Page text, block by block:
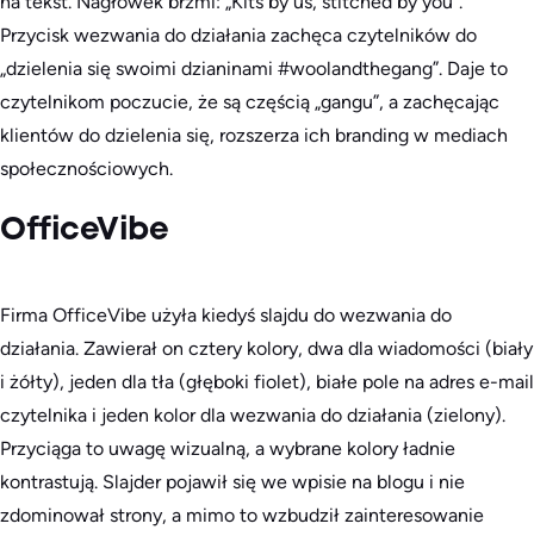
Przycisk wezwania do działania zachęca czytelników do
„dzielenia się swoimi dzianinami #woolandthegang”. Daje to
czytelnikom poczucie, że są częścią „gangu”, a zachęcając
klientów do dzielenia się, rozszerza ich branding w mediach
społecznościowych.
OfficeVibe
Firma OfficeVibe użyła kiedyś slajdu do wezwania do
działania. Zawierał on cztery kolory, dwa dla wiadomości (biały
i żółty), jeden dla tła (głęboki fiolet), białe pole na adres e-mail
czytelnika i jeden kolor dla wezwania do działania (zielony).
Przyciąga to uwagę wizualną, a wybrane kolory ładnie
kontrastują. Slajder pojawił się we wpisie na blogu i nie
zdominował strony, a mimo to wzbudził zainteresowanie